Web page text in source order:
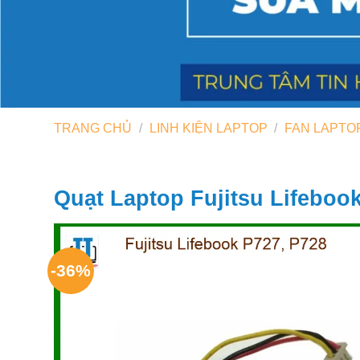
TRANG CHỦ / LINH KIỆN LAPTOP / FAN
Quạt Laptop Fujitsu
-36%